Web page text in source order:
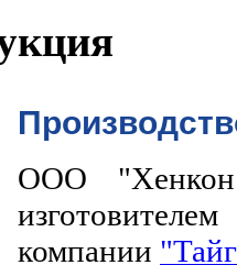
ООО "Хенкон
компании